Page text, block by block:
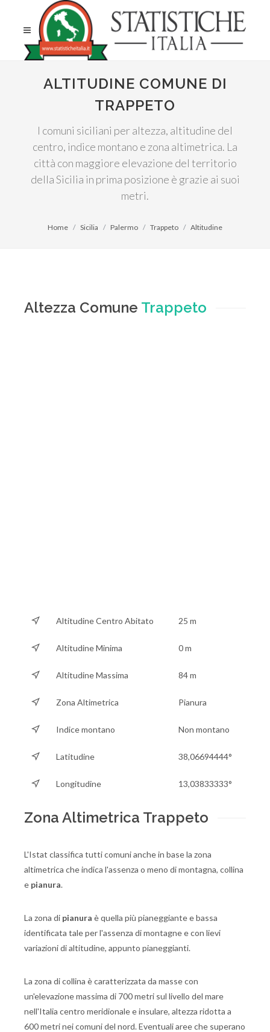
ALTITUDINE COMUNE DI
TRAPPETO
I comuni siciliani per altezza, altitudine del
centro, indice montano e zona altimetrica. La
città con maggiore elevazione del territorio
della Sicilia in prima posizione è grazie ai suoi
metri.
Home Sicilia Palermo Trappeto Altitudine
Altezza Comune Trappeto
Altitudine Centro Abitato 25 m
Altitudine Minima 0 m
Altitudine Massima 84 m
Zona Altimetrica Pianura
Indice montano Non montano
Latitudine 38,06694444°
Longitudine 13,03833333°
Zona Altimetrica Trappeto
L'Istat classifica tutti comuni anche in base la zona
altimetrica che indica l'assenza o meno di montagna, collina
e pianura.
La zona di pianura è quella più pianeggiante e bassa
identificata tale per l'assenza di montagne e con lievi
variazioni di altitudine, appunto pianeggianti.
La zona di collina è caratterizzata da masse con
un'elevazione massima di 700 metri sul livello del mare
nell'Italia centro meridionale e insulare, altezza ridotta a
600 metri nei comuni del nord. Eventuali aree che superano